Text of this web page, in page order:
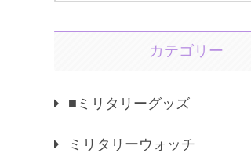
カテゴリー
■ミリタリーグッズ
ミリタリーウォッチ